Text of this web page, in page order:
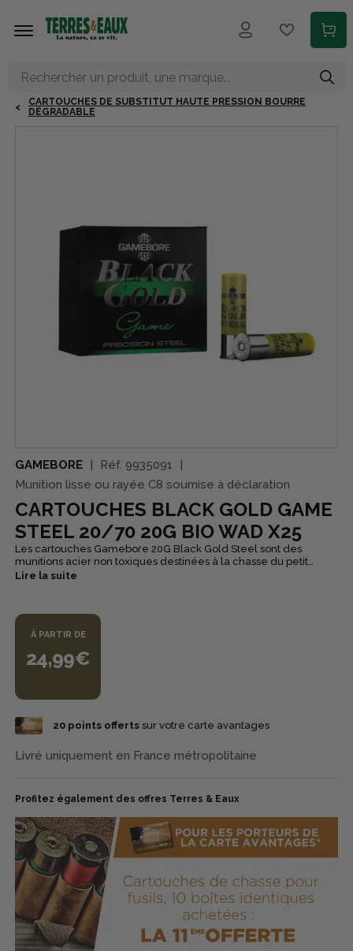
CARTOUCHES DE SUBSTITUT HAUTE PRESSION BOURRE
DÉGRADABLE
GAMEBORE Réf. 9935091
Munition lisse ou rayée C8 soumise à déclaration
CARTOUCHES BLACK GOLD GAME
STEEL 20/70 20G BIO WAD X25
Les cartouches Gamebore 20G Black Gold Steel sont des
munitions acier non toxiques destinées à la chasse du petit
gibier et aux usages où le plomb est proscrit. Conçues autour de
de l’environnement après usage, tout en permettant des
performances proches des charges plomb traditionnelles. La
charge utilise la grenaille Precision Steel de Gamebore — triée
pour sphéricité et constance — associée à la poudre double-
base Alliant et à l’amorce CX2000, garantissant une combustion
chargement et l’éjection même sur charges hautes
cartouches délivrent des gerbes homogènes et une tenue à
distance améliorée, sous réserve d’emploi dans des armes
compatibles pour munitions acier. Gamebore rappelle les
recommandations de preuve et de choke (demi-choke
Lire la suite
À PARTIR DE
24,99€
20points offertssur votre carte avantages
Livré uniquement en France métropolitaine
Profitez également des offres Terres & Eaux